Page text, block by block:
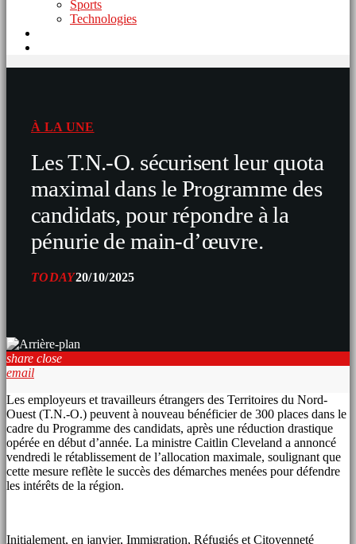
Sports
Technologies
À LA UNE
Les T.N.-O. sécurisent leur quota
maximal dans le Programme des
candidats, pour répondre à la
pénurie de main-d’œuvre.
TODAY20/10/2025
share close
email
Les employeurs et travailleurs étrangers des Territoires du Nord-
Ouest (T.N.-O.) peuvent à nouveau bénéficier de 300 places dans le
cadre du Programme des candidats, après une réduction drastique
opérée en début d’année. La ministre Caitlin Cleveland a annoncé
vendredi le rétablissement de l’allocation maximale, soulignant que
cette mesure reflète le succès des démarches menées pour défendre
les intérêts de la région.
Initialement, en janvier, Immigration, Réfugiés et Citoyenneté